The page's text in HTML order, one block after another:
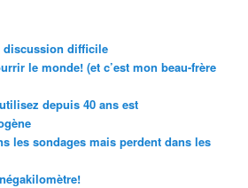
discussion difficile
le monde! (et c’est mon beau-frère
depuis 40 ans est
les sondages mais perdent dans les